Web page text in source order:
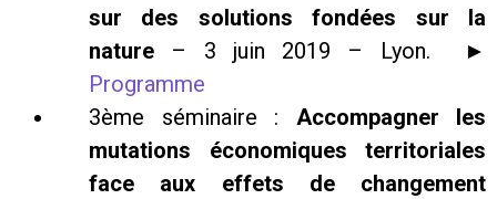
sur des solutions fondées sur la
nature – 3 juin 2019 – Lyon. ►
Programme
3ème séminaire : Accompagner les
mutations économiques territoriales
face aux effets de changement